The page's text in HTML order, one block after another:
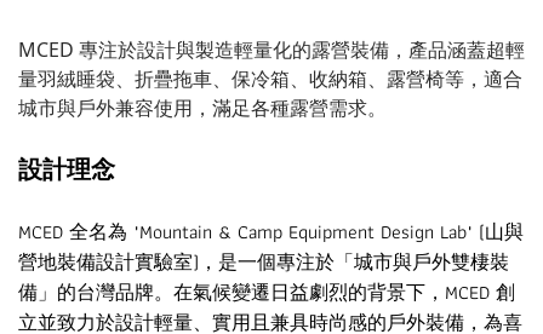
MCED 專注於設計與製造輕量化的露營裝備，產品涵蓋超輕
量羽絨睡袋、折疊拖車、保冷箱、收納箱、露營椅等，適合
城市與戶外兼容使用，滿足各種露營需求。
設計理念
MCED 全名為 "Mountain & Camp Equipment Design Lab" (山與
營地裝備設計實驗室)，是一個專注於「城市與戶外雙棲裝
備」的台灣品牌。在氣候變遷日益劇烈的背景下，MCED 創
立並致力於設計輕量、實用且兼具時尚感的戶外裝備，為喜